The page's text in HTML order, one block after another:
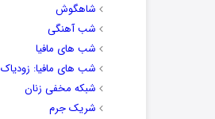
شاهگوش
شب آهنگی
شب های مافیا
شب های مافیا: زودیاک
شبکه مخفی زنان
شریک جرم